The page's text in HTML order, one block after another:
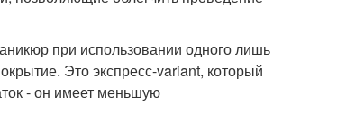
при использовании одного лишь
Это экспресс-variant, который
- он имеет меньшую